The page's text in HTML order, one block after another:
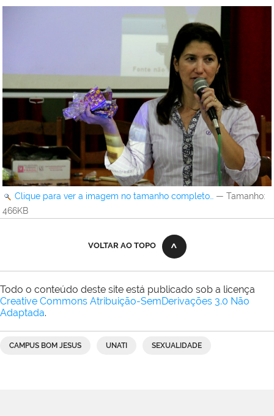
Clique para ver a imagem no tamanho completo… — Tamanho:
466KB
VOLTAR AO TOPO
Todo o conteúdo deste site está publicado sob a licença
Creative Commons Atribuição-SemDerivações 3.0 Não
Adaptada.
CAMPUS BOM JESUS UNATI SEXUALIDADE